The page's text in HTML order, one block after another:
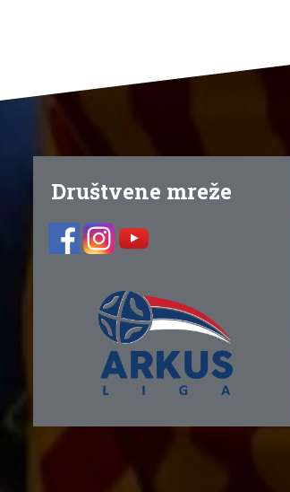
Društvene mreže